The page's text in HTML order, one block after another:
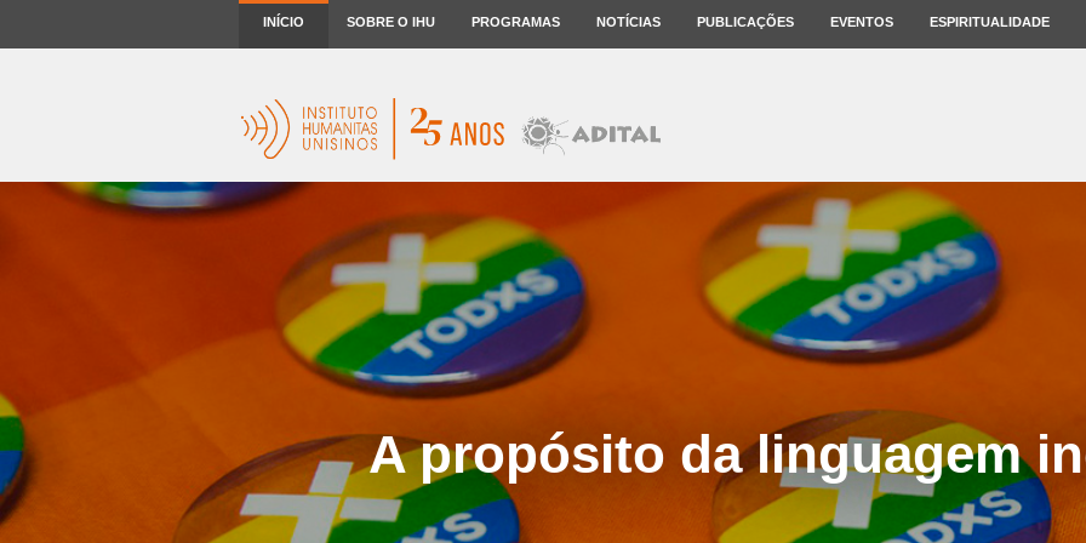
INÍCIO SOBRE O IHU PROGRAMAS NOTÍCIAS PUBLICAÇÕES EVENTOS ESPIRITUALIDADE
A propósito da linguagem